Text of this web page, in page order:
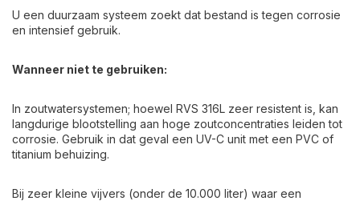
U een duurzaam systeem zoekt dat bestand is tegen corrosie
en intensief gebruik.
Wanneer niet te gebruiken:
In zoutwatersystemen; hoewel RVS 316L zeer resistent is, kan
langdurige blootstelling aan hoge zoutconcentraties leiden tot
corrosie. Gebruik in dat geval een UV-C unit met een PVC of
titanium behuizing.
Bij zeer kleine vijvers (onder de 10.000 liter) waar een